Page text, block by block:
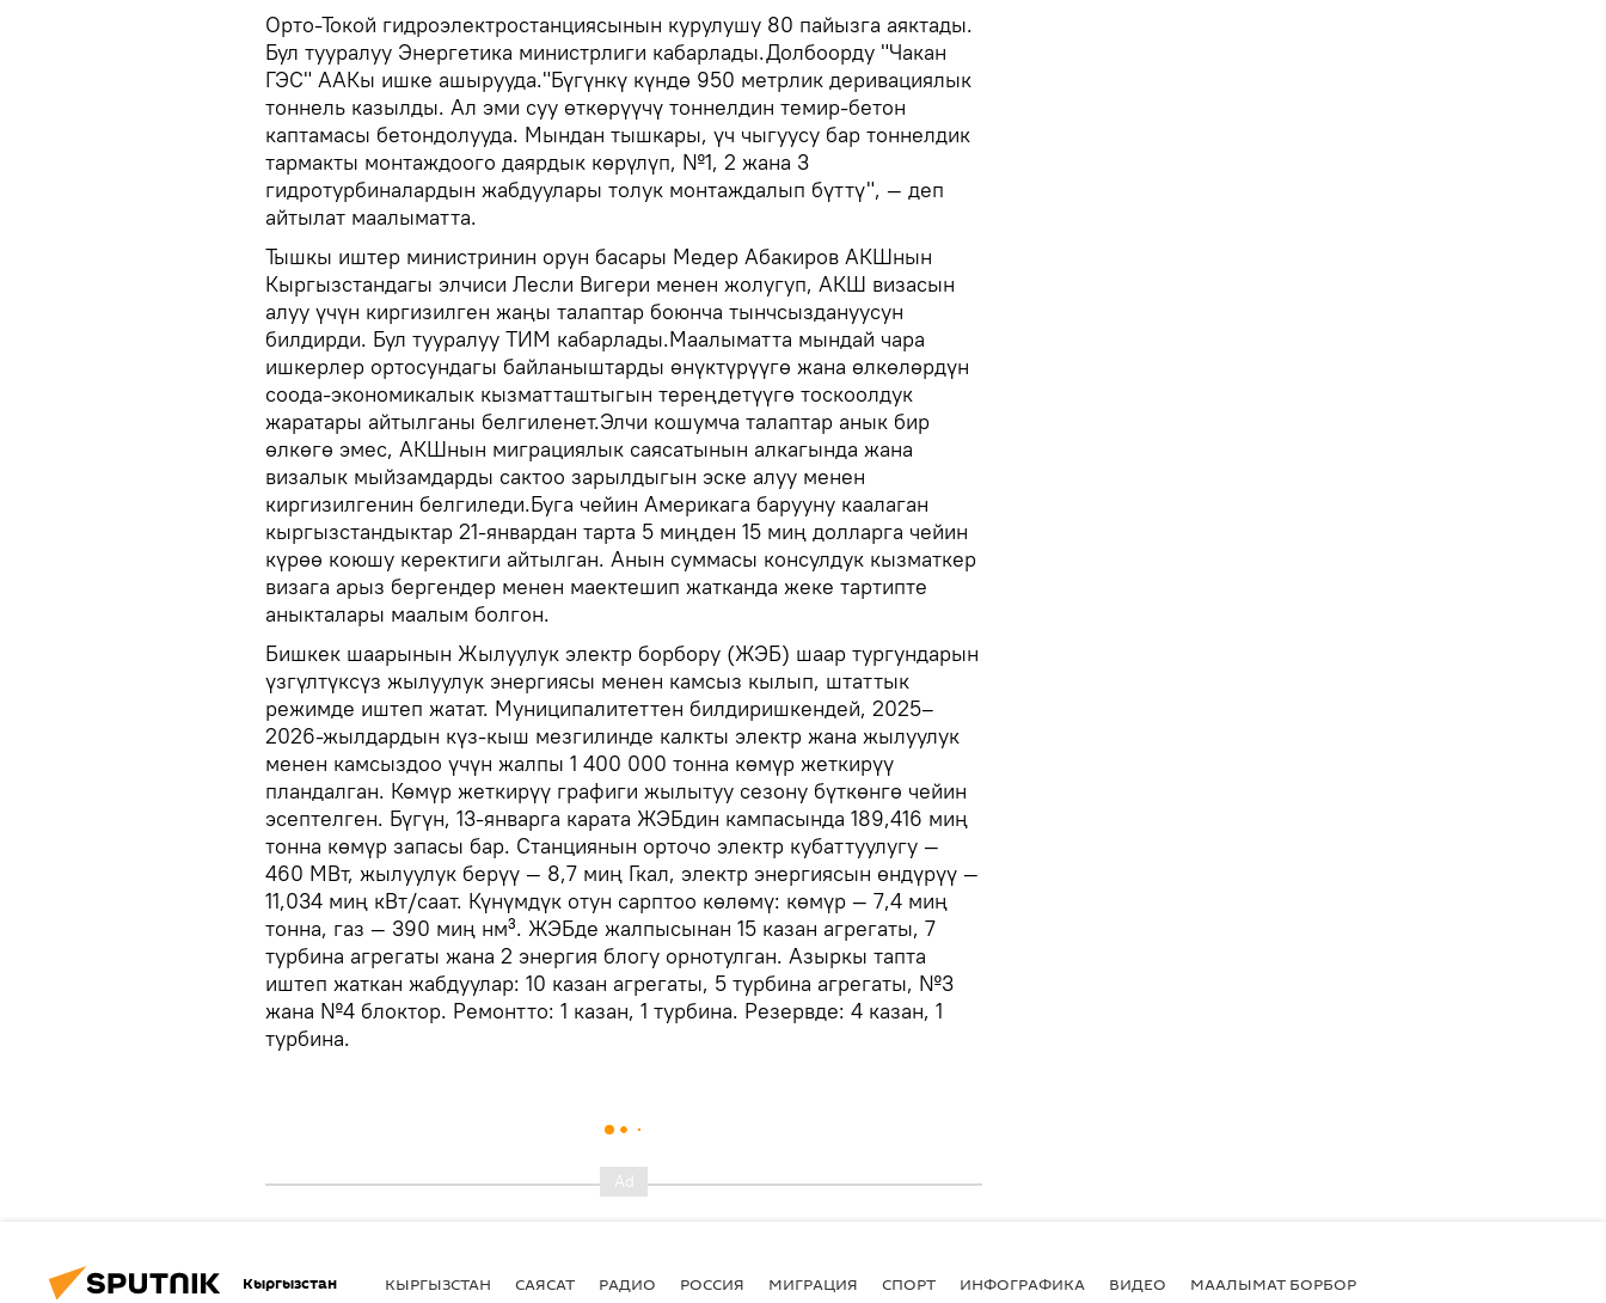
Орто-Токой гидроэлектростанциясынын курулушу 80 пайызга аяктады.
Бул тууралуу Энергетика министрлиги кабарлады.Долбоорду "Чакан
ГЭС" ААКы ишке ашырууда."Бүгүнкү күндө 950 метрлик деривациялык
тоннель казылды. Ал эми суу өткөрүүчү тоннелдин темир-бетон
каптамасы бетондолууда. Мындан тышкары, үч чыгуусу бар тоннелдик
тармакты монтаждоого даярдык көрүлүп, №1, 2 жана 3
гидротурбиналардын жабдуулары толук монтаждалып бүттү", — деп
айтылат маалыматта.
Тышкы иштер министринин орун басары Медер Абакиров АКШнын
Кыргызстандагы элчиси Лесли Вигери менен жолугуп, АКШ визасын
алуу үчүн киргизилген жаңы талаптар боюнча тынчсыздануусун
билдирди. Бул тууралуу ТИМ кабарлады.Маалыматта мындай чара
ишкерлер ортосундагы байланыштарды өнүктүрүүгө жана өлкөлөрдүн
соода-экономикалык кызматташтыгын тереңдетүүгө тоскоолдук
жаратары айтылганы белгиленет.Элчи кошумча талаптар анык бир
өлкөгө эмес, АКШнын миграциялык саясатынын алкагында жана
визалык мыйзамдарды сактоо зарылдыгын эске алуу менен
киргизилгенин белгиледи.Буга чейин Америкага барууну каалаган
кыргызстандыктар 21-январдан тарта 5 миңден 15 миң долларга чейин
күрөө коюшу керектиги айтылган. Анын суммасы консулдук кызматкер
визага арыз бергендер менен маектешип жатканда жеке тартипте
аныкталары маалым болгон.
Бишкек шаарынын Жылуулук электр борбору (ЖЭБ) шаар тургундарын
үзгүлтүксүз жылуулук энергиясы менен камсыз кылып, штаттык
режимде иштеп жатат. Муниципалитеттен билдиришкендей, 2025–
2026-жылдардын күз-кыш мезгилинде калкты электр жана жылуулук
менен камсыздоо үчүн жалпы 1 400 000 тонна көмүр жеткирүү
пландалган. Көмүр жеткирүү графиги жылытуу сезону бүткөнгө чейин
эсептелген. Бүгүн, 13-январга карата ЖЭБдин кампасында 189,416 миң
тонна көмүр запасы бар. Станциянын орточо электр кубаттуулугу —
460 МВт, жылуулук берүү — 8,7 миң Гкал, электр энергиясын өндүрүү —
11,034 миң кВт/саат. Күнүмдүк отун сарптоо көлөмү: көмүр — 7,4 миң
тонна, газ — 390 миң нм³. ЖЭБде жалпысынан 15 казан агрегаты, 7
турбина агрегаты жана 2 энергия блогу орнотулган. Азыркы тапта
иштеп жаткан жабдуулар: 10 казан агрегаты, 5 турбина агрегаты, №3
жана №4 блоктор. Ремонтто: 1 казан, 1 турбина. Резервде: 4 казан, 1
турбина.
Кыргызстан КЫРГЫЗСТАН САЯСАТ РАДИО РОССИЯ МИГРАЦИЯ СПОРТ ИНФОГРАФИКА ВИДЕО МААЛЫМАТ БОРБОР